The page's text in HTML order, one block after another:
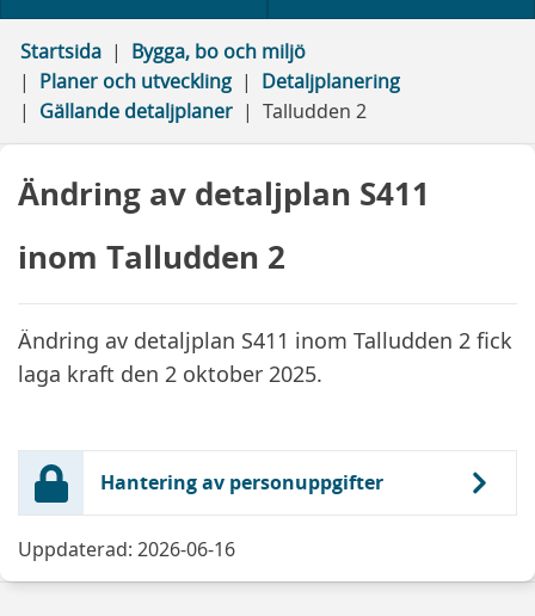
Startsida
Bygga, bo och miljö
Planer och utveckling
Detaljplanering
Gällande detaljplaner
Talludden 2
Ändring av detaljplan S411
inom Talludden 2
Ändring av detaljplan S411 inom Talludden 2 fick
laga kraft den 2 oktober 2025.
Hantering av personuppgifter
Uppdaterad: 2026-06-16